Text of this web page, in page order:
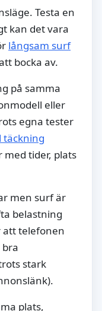
Testa en
kan det vara
långsam surf
bocka av.
på samma
eller
egna tester
täckning
tider, plats
men surf är
belastning
att telefonen
stark
plats,